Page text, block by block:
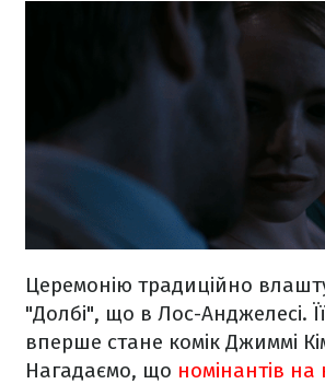
Церемонію традиційно
"Долбі", що в Лос-Анджелесі.
вперше стане комік Джиммі
Нагадаємо, що номінантів